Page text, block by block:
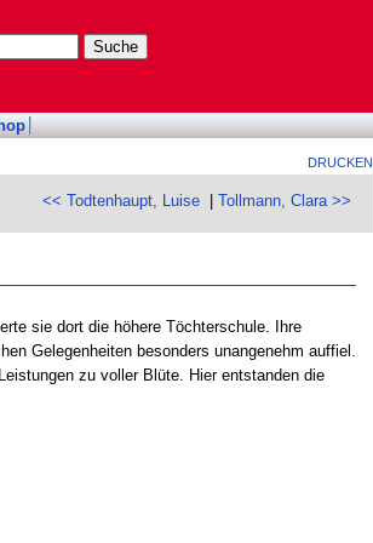
DRUCKEN
<< Todtenhaupt, Luise |Tollmann, Clara >>
sie dort die höhere Töchterschule. Ihre
Gelegenheiten besonders unangenehm auffiel.
zu voller Blüte. Hier entstanden die